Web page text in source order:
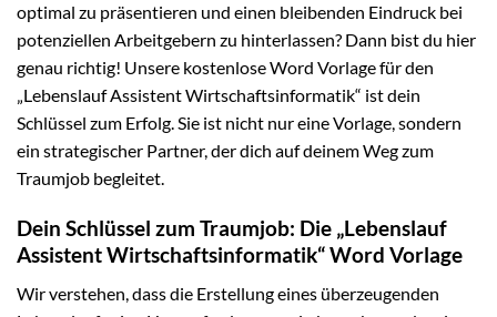
optimal zu präsentieren und einen bleibenden Eindruck bei
potenziellen Arbeitgebern zu hinterlassen? Dann bist du hier
genau richtig! Unsere kostenlose Word Vorlage für den
„Lebenslauf Assistent Wirtschaftsinformatik“ ist dein
Schlüssel zum Erfolg. Sie ist nicht nur eine Vorlage, sondern
ein strategischer Partner, der dich auf deinem Weg zum
Traumjob begleitet.
Dein Schlüssel zum Traumjob: Die „Lebenslauf
Assistent Wirtschaftsinformatik“ Word Vorlage
Wir verstehen, dass die Erstellung eines überzeugenden